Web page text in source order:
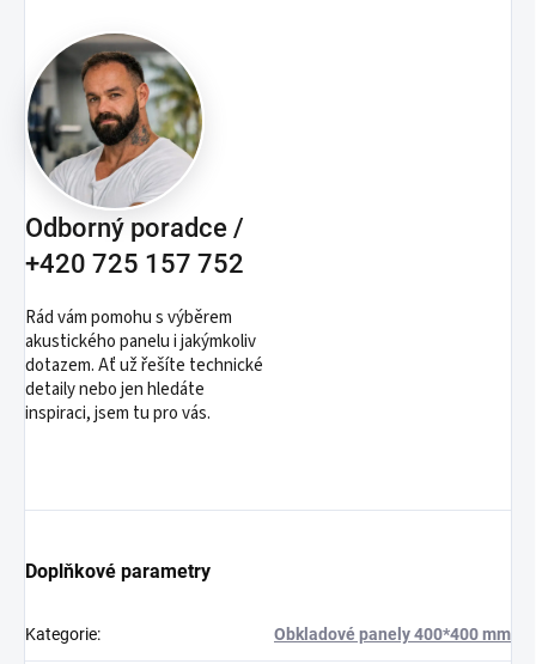
Odborný poradce /
+420 725 157 752
Rád vám pomohu s výběrem
akustického panelu i jakýmkoliv
dotazem. Ať už řešíte technické
detaily nebo jen hledáte
inspiraci, jsem tu pro vás.
Doplňkové parametry
Kategorie: Obkladové panely 400*400 mm